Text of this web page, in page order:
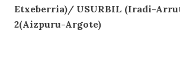
Etxeberria)/ USURBIL (Iradi-
2(Aizpuru-Argote)